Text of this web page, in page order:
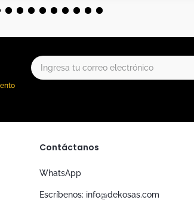
Contáctanos
WhatsApp
Escríbenos: info@dekosas.com